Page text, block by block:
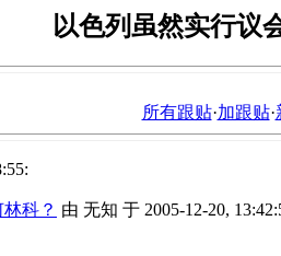
以色列虽然实行议
所有跟贴·加跟贴·
科？ 由 无知 于 2005-12-20,